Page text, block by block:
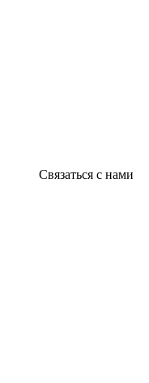
Связаться с нами